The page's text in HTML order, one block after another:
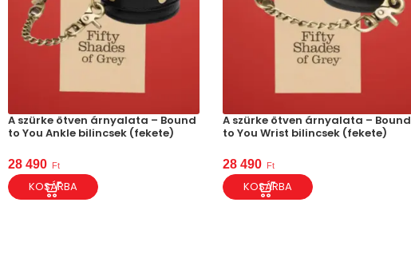
A szürke ötven árnyalata – Bound
to You Ankle bilincsek (fekete)
28 490 Ft
KOSÁRBA
A szürke ötven árnyalata – Bound
to You Wrist bilincsek (fekete)
28 490 Ft
KOSÁRBA